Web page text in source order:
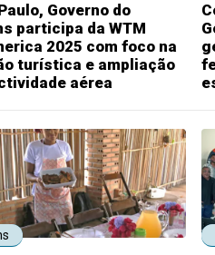
Governo do
participa da WTM
2025 com foco na
turística e ampliação
aérea